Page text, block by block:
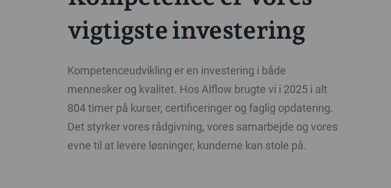
vigtigste investering
Kompetenceudvikling er en investering i både
mennesker og kvalitet. Hos Alflow brugte vi i 2025 i alt
804 timer på kurser, certificeringer og faglig opdatering.
Det styrker vores rådgivning, vores samarbejde og vores
evne til at levere løsninger, kunderne kan stole på.